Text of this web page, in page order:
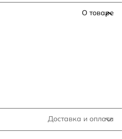
О товаре
Доставка и оплата